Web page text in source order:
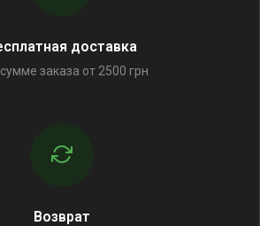
доставка
заказа от 2500 грн
Возврат